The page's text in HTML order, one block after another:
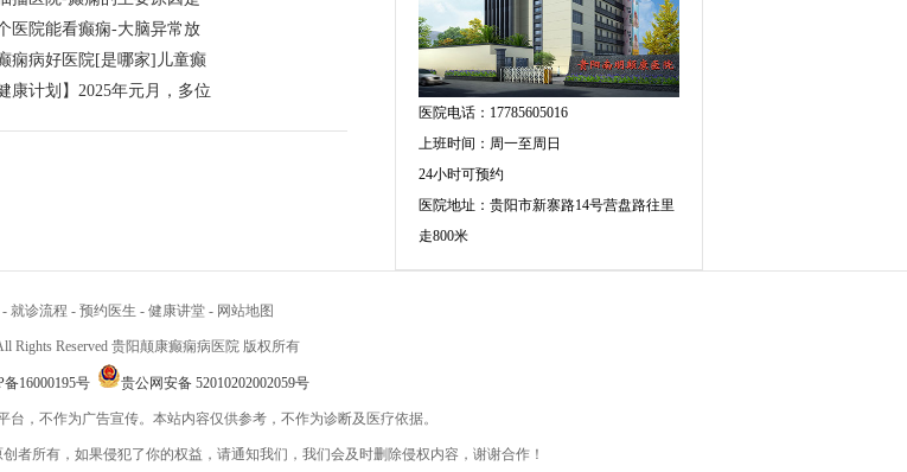
医院能看癫痫-大脑异常放
痫病好医院[是哪家]儿童癫
康计划】2025年元月，多位
医院电话：17785605016
上班时间：周一至周日
24小时可预约
医院地址：贵阳市新寨路14号营盘路往里
走800米
- 就诊流程 - 预约医生 - 健康讲堂 - 网站地图
Rights Reserved 贵阳颠康癫痫病医院 版权所有
备16000195号 贵公网安备 52010202002059号
台，不作为广告宣传。本站内容仅供参考，不作为诊断及医疗依据。
者所有，如果侵犯了你的权益，请通知我们，我们会及时删除侵权内容，谢谢合作！